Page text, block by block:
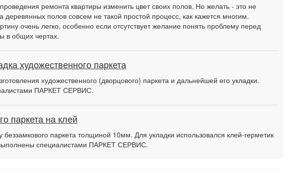
ремонта квартиры изменить цвет своих полов. Но желать - это не
деревянных полов совсем не такой простой процесс, как кажется многим.
очень легко, особенно если отсутствует желание понять проблему перед
в общих чертах.
художественного паркета
художественного (дворцового) паркета и дальнейшей его укладки.
ПАРКЕТ СЕРВИС.
паркета на клей
беззамкового паркета толщиной 10мм. Для укладки использовался клей-герметик
специалистами ПАРКЕТ СЕРВИС.